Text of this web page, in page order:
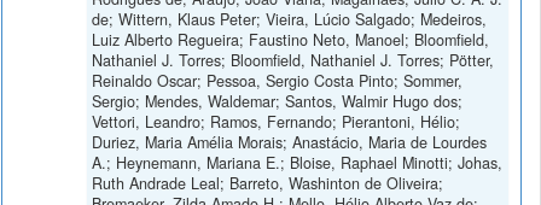
de; Wittern, Klaus Peter; Vieira, Lúcio Salgado; Medeiros,
Luiz Alberto Regueira; Faustino Neto, Manoel; Bloomfield,
Nathaniel J. Torres; Bloomfield, Nathaniel J. Torres; Pötter,
Reinaldo Oscar; Pessoa, Sergio Costa Pinto; Sommer,
Sergio; Mendes, Waldemar; Santos, Walmir Hugo dos;
Vettori, Leandro; Ramos, Fernando; Pierantoni, Hélio;
Duriez, Maria Amélia Morais; Anastácio, Maria de Lourdes
A.; Heynemann, Mariana E.; Bloise, Raphael Minotti; Johas,
Ruth Andrade Leal; Barreto, Washinton de Oliveira;